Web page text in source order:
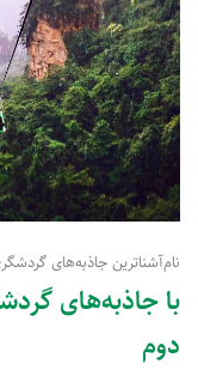
نام‌آشناترین جاذبه‌های
با جاذبه‌های
دوم